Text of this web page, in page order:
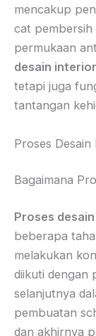
mencakup
cat pembersih
permukaan
desain interior
tetapi juga
tantangan
Proses
Bagaimana
Proses
beberapa
melakukan
diikuti dengan
selanjutnya
pembuatan
dan akhirnya